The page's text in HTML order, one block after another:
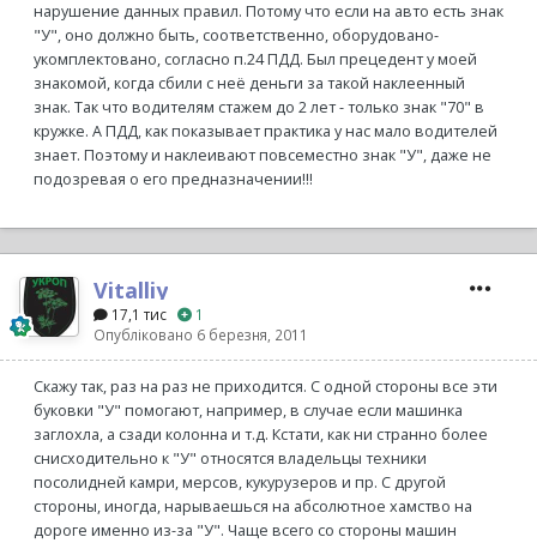
нарушение данных правил. Потому что если на авто есть знак
"У", оно должно быть, соответственно, оборудовано-
укомплектовано, согласно п.24 ПДД. Был прецедент у моей
знакомой, когда сбили с неё деньги за такой наклеенный
знак. Так что водителям стажем до 2 лет - только знак "70" в
кружке. А ПДД, как показывает практика у нас мало водителей
знает. Поэтому и наклеивают повсеместно знак "У", даже не
подозревая о его предназначении!!!
Vitalliy
17,1 тис
1
Опубліковано 6 березня, 2011
Скажу так, раз на раз не приходится. С одной стороны все эти
буковки "У" помогают, например, в случае если машинка
заглохла, а сзади колонна и т.д. Кстати, как ни странно более
снисходительно к "У" относятся владельцы техники
посолидней камри, мерсов, кукурузеров и пр. С другой
стороны, иногда, нарываешься на абсолютное хамство на
дороге именно из-за "У". Чаще всего со стороны машин